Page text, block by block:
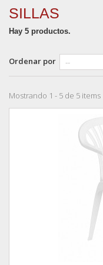
SILLAS
Hay 5 productos.
Ordenar por
Mostrando 1 - 5 de 5 items